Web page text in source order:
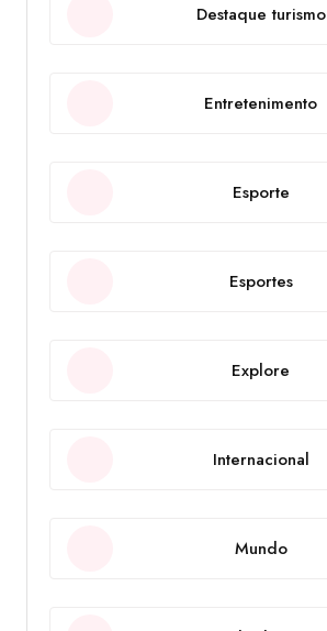
Destaque turismo
Entretenimento
Esporte
Esportes
Explore
Internacional
Mundo